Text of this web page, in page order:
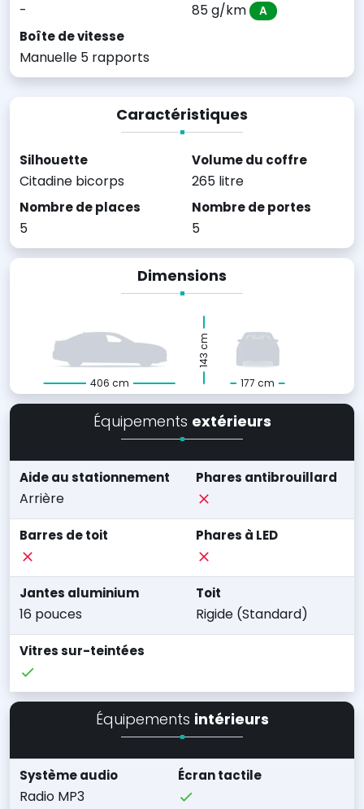
- 85 g/km A
Boîte de vitesse
Manuelle 5 rapports
Caractéristiques
Silhouette
Citadine bicorps
Volume du coffre
265 litre
Nombre de places
5
Nombre de portes
5
Dimensions
406 cm 177 cm
143 cm
Équipements extérieurs
Aide au stationnement
Arrière
Phares antibrouillard
Barres de toit Phares à LED
Jantes aluminium
16 pouces
Toit
Rigide (Standard)
Vitres sur-teintées
Équipements intérieurs
Système audio
Radio MP3
Écran tactile